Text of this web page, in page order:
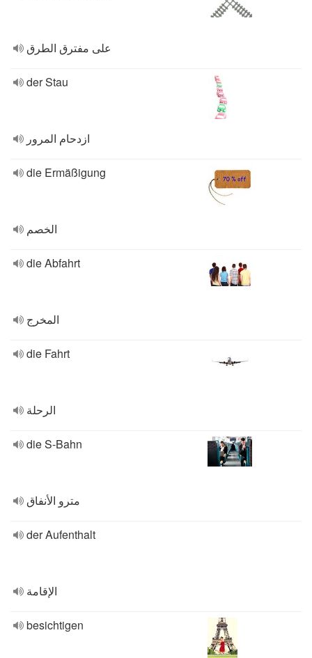
على مفترق الطرق
der Stau
ازدحام المرور
die Ermäßigung
الخصم
die Abfahrt
المخرج
die Fahrt
الرحلة
die S-Bahn
مترو الأنفاق
der Aufenthalt
الإقامة
besichtigen